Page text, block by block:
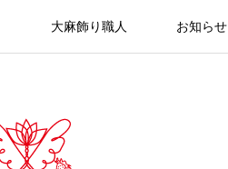
大麻飾り職人 お知らせ